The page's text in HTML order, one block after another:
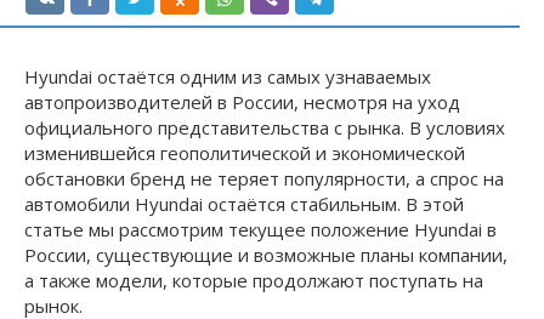
Hyundai остаётся одним из самых узнаваемых
автопроизводителей в России, несмотря на уход
официального представительства с рынка. В условиях
изменившейся геополитической и экономической
обстановки бренд не теряет популярности, а спрос на
автомобили Hyundai остаётся стабильным. В этой
статье мы рассмотрим текущее положение Hyundai в
России, существующие и возможные планы компании,
а также модели, которые продолжают поступать на
рынок.